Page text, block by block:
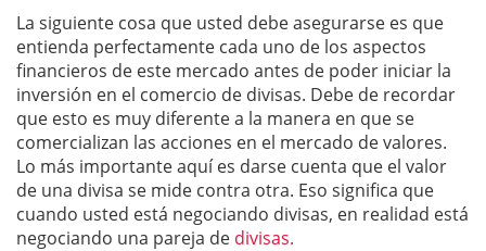
La siguiente cosa que usted debe asegurarse es que
entienda perfectamente cada uno de los aspectos
financieros de este mercado antes de poder iniciar la
inversión en el comercio de divisas. Debe de recordar
que esto es muy diferente a la manera en que se
comercializan las acciones en el mercado de valores.
Lo más importante aquí es darse cuenta que el valor
de una divisa se mide contra otra. Eso significa que
cuando usted está negociando divisas, en realidad está
negociando una pareja de divisas.